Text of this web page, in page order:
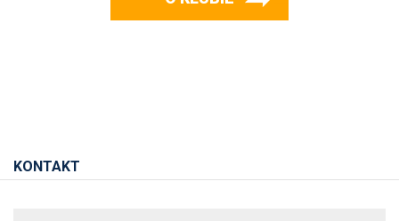
KONTAKT